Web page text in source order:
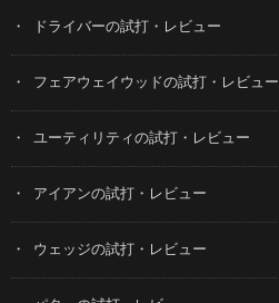
ドライバーの試打・レビュー
フェアウェイウッドの試打・レビュー
ユーティリティの試打・レビュー
アイアンの試打・レビュー
ウェッジの試打・レビュー